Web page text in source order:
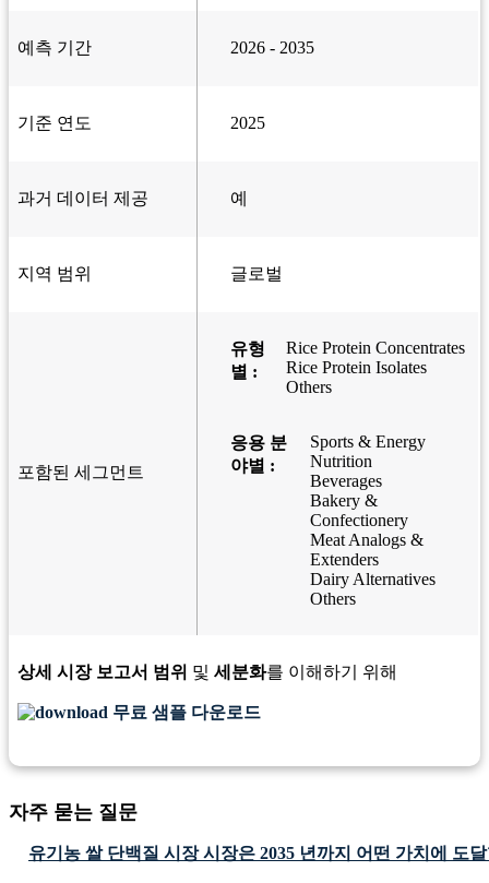
예측 기간 2026 - 2035
기준 연도 2025
과거 데이터 제공 예
지역 범위 글로벌
포함된 세그먼트
유형
별 :
Rice Protein Concentrates
Rice Protein Isolates
Others
응용 분
야별 :
Sports & Energy
Nutrition
Beverages
Bakery &
Confectionery
Meat Analogs &
Extenders
Dairy Alternatives
Others
상세 시장 보고서 범위 및 세분화를 이해하기 위해
무료 샘플 다운로드
자주 묻는 질문
유기농 쌀 단백질 시장 시장은 2035 년까지 어떤 가치에 도